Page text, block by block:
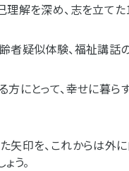
解を深め、志を立てた
者疑似体験、福祉講話
方にとって、幸せに暮
矢印を、これからは外
う。